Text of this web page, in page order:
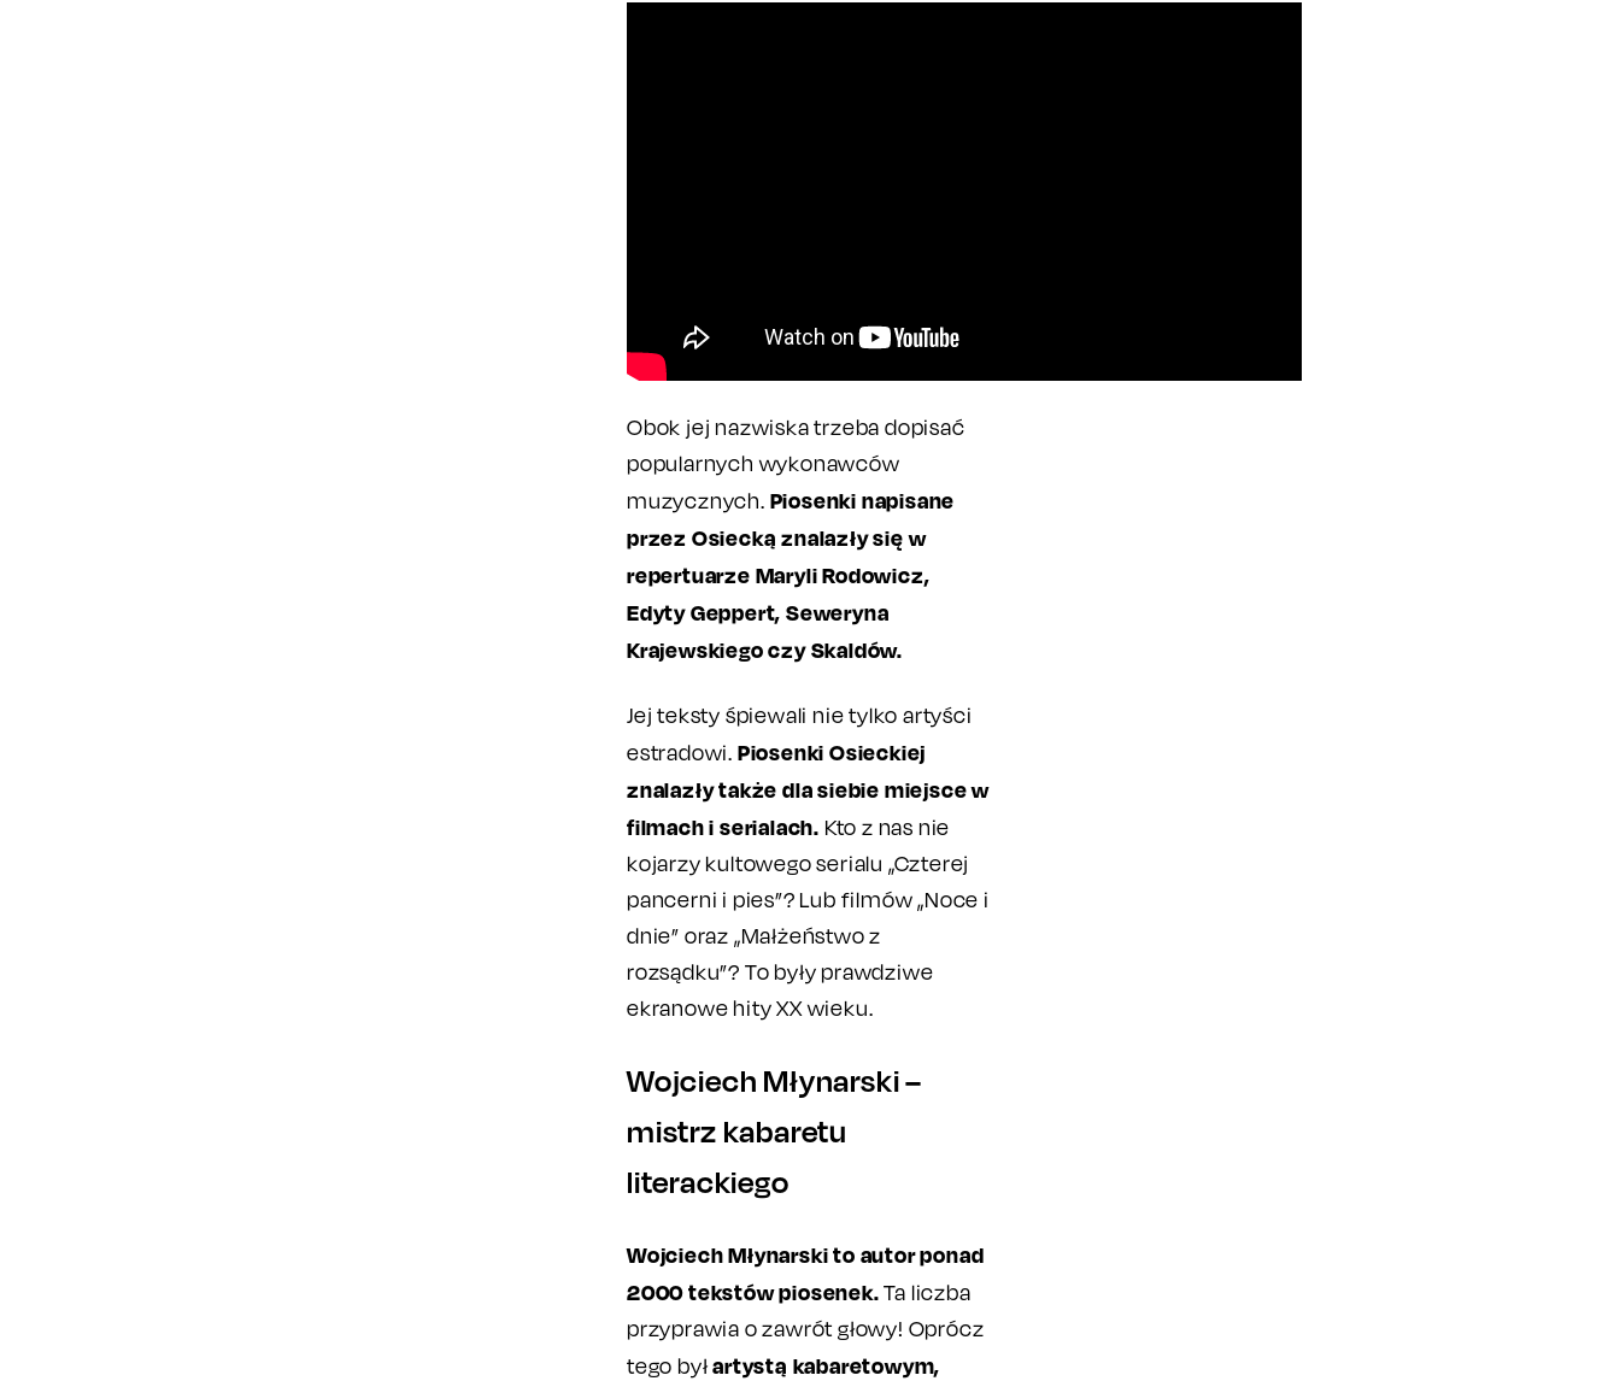
Obok jej nazwiska trzeba dopisać
popularnych wykonawców
muzycznych. Piosenki napisane
przez Osiecką znalazły się w
repertuarze Maryli Rodowicz,
Edyty Geppert, Seweryna
Krajewskiego czy Skaldów.
Jej teksty śpiewali nie tylko artyści
estradowi. Piosenki Osieckiej
znalazły także dla siebie miejsce w
filmach i serialach. Kto z nas nie
kojarzy kultowego serialu „Czterej
pancerni i pies”? Lub filmów „Noce i
dnie” oraz „Małżeństwo z
rozsądku”? To były prawdziwe
ekranowe hity XX wieku.
Wojciech Młynarski –
mistrz kabaretu
literackiego
Wojciech Młynarski to autor ponad
2000 tekstów piosenek.Ta liczba
przyprawia o zawrót głowy! Oprócz
tego byłartystą kabaretowym,